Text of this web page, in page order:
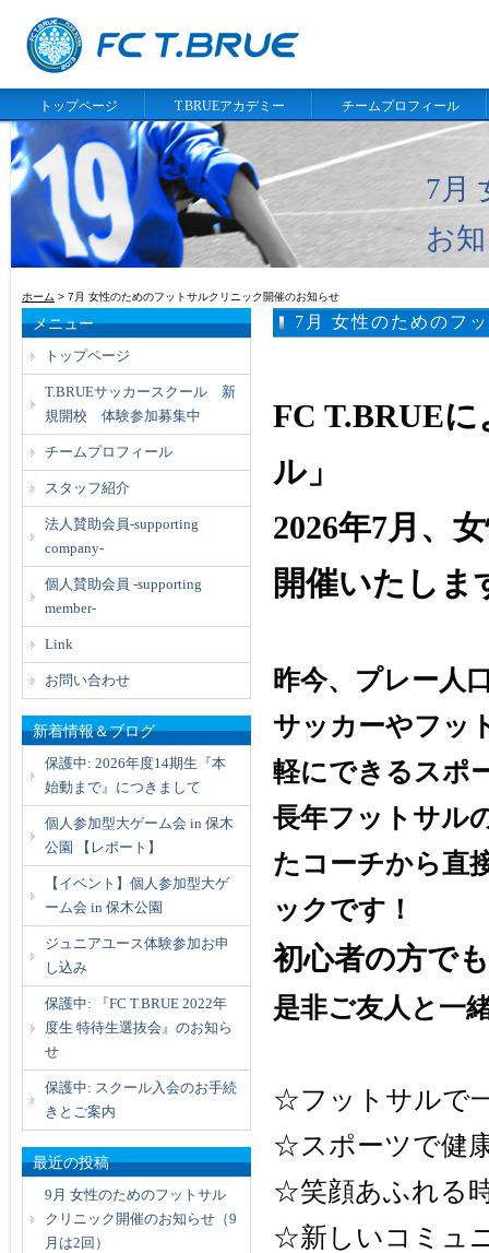
トップページ T.BRUEアカデミー チームプロフィール
7月
お
ホーム > 7月 女性のためのフットサルクリニック開催のお知らせ
7月 女性のためのフ
FC T.BRUE
ル」
2026年7月、
開催いたしま
昨今、プレー人
サッカーやフッ
軽にできるスポ
長年フットサル
たコーチから直
ックです！
初心者の方で
是非ご友人と一
☆フットサルで
☆スポーツで健
☆笑顔あふれる
☆新しいコミュ
メニュー
トップページ
T.BRUEサッカースクール 新
規開校 体験参加募集中
チームプロフィール
スタッフ紹介
法人賛助会員-supporting
company-
個人賛助会員 -supporting
member-
Link
お問い合わせ
新着情報＆ブログ
保護中: 2026年度14期生『本
始動まで』につきまして
個人参加型大ゲーム会 in 保木
公園 【レポート】
【イベント】個人参加型大ゲ
ーム会 in 保木公園
ジュニアユース体験参加お申
し込み
保護中: 『FC T.BRUE 2022年
度生 特待生選抜会』のお知ら
せ
保護中: スクール入会のお手続
きとご案内
最近の投稿
9月 女性のためのフットサル
クリニック開催のお知らせ（9
月は2回）